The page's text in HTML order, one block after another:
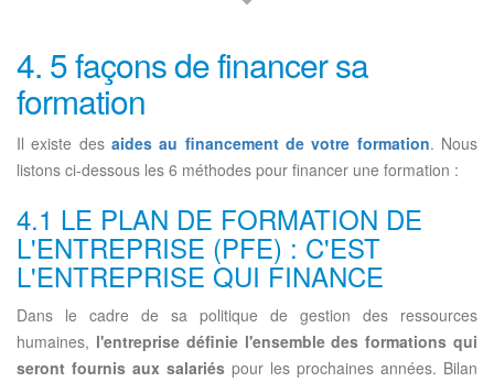
4. 5 façons de financer sa
formation
Il existe des aides au financement de votre formation. Nous
listons ci-dessous les 6 méthodes pour financer une formation :
4.1 LE PLAN DE FORMATION DE
L'ENTREPRISE (PFE) : C'EST
L'ENTREPRISE QUI FINANCE
Dans le cadre de sa politique de gestion des ressources
humaines, l'entreprise définie l'ensemble des formations qui
seront fournis aux salariés pour les prochaines années. Bilan